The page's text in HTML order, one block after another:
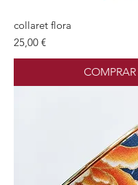
collaret flora
Preu
25,00 €
COMPRAR